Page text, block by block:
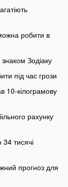
робити в
Зодіаку
під час грози
10-кілограмову
рахунку
тисячі
прогноз для